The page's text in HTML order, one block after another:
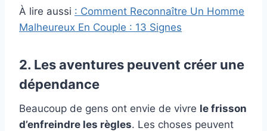
À lire aussi : Comment Reconnaître Un Homme
Malheureux En Couple : 13 Signes
2. Les aventures peuvent créer une
dépendance
Beaucoup de gens ont envie de vivre le frisson
d’enfreindre les règles. Les choses peuvent